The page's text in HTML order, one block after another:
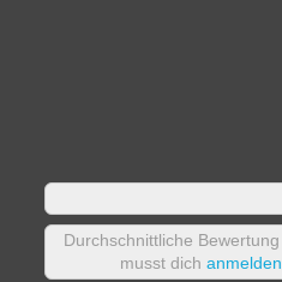
Durchschnittliche Bewertung
musst dich anmelden